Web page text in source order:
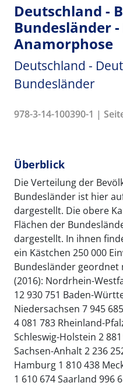
Deutschland -
Bundesländer
Anamorphose
Deutschland -
Bundesländer
978-3-14-100390-1 |
Überblick
Die Verteilung der
Bundesländer ist hier
dargestellt. Die obere
Flächen der
dargestellt. In ihnen
ein Kästchen 250 000
Bundesländer geordnet
(2016): Nordrhein-
12 930 751 Baden-
Niedersachsen 7 945
4 081 783 Rheinland-
Schleswig-Holstein 2
Sachsen-Anhalt 2 236
Hamburg 1 810 438
1 610 674 Saarland 996